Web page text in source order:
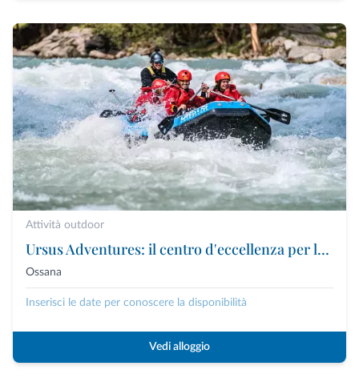
Attività outdoor
Ursus Adventures: il centro d'eccellenza per le attività outdoor premium in Trentino
Ossana
Inserisci le date per conoscere la disponibilità
Vedi alloggio